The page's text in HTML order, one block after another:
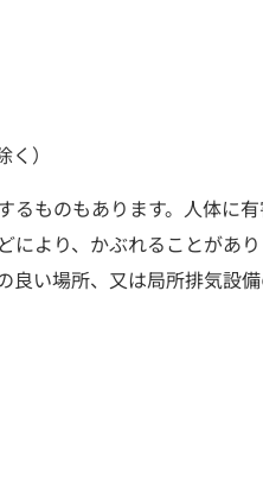
）
ものもあります。人体に有
より、かぶれることがあ
良い場所、又は局所排気設